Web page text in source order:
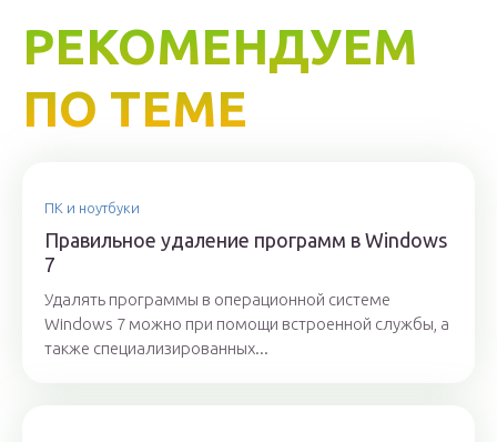
РЕКОМЕНДУЕМ
ПО ТЕМЕ
ПК и ноутбуки
Правильное удаление программ в Windows
7
Удалять программы в операционной системе
Windows 7 можно при помощи встроенной службы, а
также специализированных...